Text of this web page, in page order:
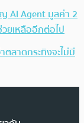
AI Agent มูลค่า 2
ยเหลืออีกต่อไป
าดกระทิงจะไม่มี